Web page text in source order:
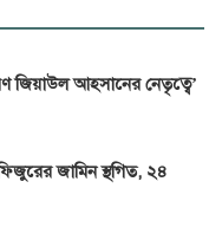
জিয়াউল আহসানের নেতৃত্বে’
জামিন স্থগিত, ২৪